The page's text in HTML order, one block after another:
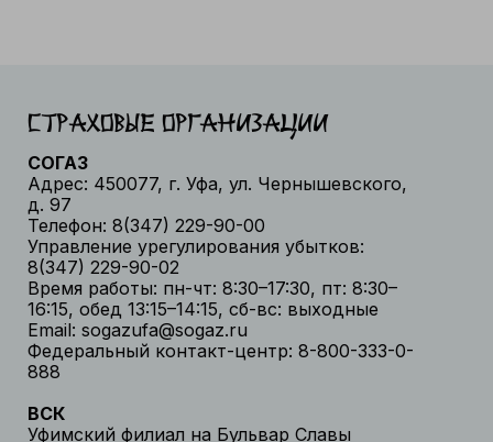
СОГАЗ
Адрес: 450077, г. Уфа, ул. Чернышевского,
д. 97
Телефон: 8(347) 229-90-00
Управление урегулирования убытков:
8(347) 229-90-02
Время работы: пн-чт: 8:30–17:30, пт: 8:30–
16:15, обед 13:15–14:15, сб-вс: выходные
Email: sogazufa@sogaz.ru
Федеральный контакт-центр: 8-800-333-0-
888
ВСК
Уфимский филиал на Бульвар Славы
Страховые организации